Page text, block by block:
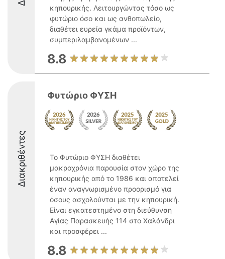
κηπουρικής. Λειτουργώντας τόσο ως
φυτώριο όσο και ως ανθοπωλείο,
διαθέτει ευρεία γκάμα προϊόντων,
συμπεριλαμβανομένων ...
8.8
Διακριθέντες
Φυτώριο ΦΥΣΗ
Το Φυτώριο ΦΥΣΗ διαθέτει
μακροχρόνια παρουσία στον χώρο της
κηπουρικής από το 1986 και αποτελεί
έναν αναγνωρισμένο προορισμό για
όσους ασχολούνται με την κηπουρική.
Είναι εγκατεστημένο στη διεύθυνση
Αγίας Παρασκευής 114 στο Χαλάνδρι
και προσφέρει ...
8.8